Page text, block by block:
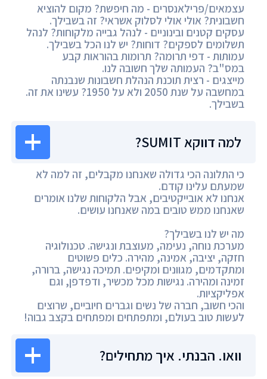
עצמאים/פרילאנסרים - מה חיפשת? מקום להוציא
חשבונית? אולי אולי לסלוק אשראי? זה בשבילך.
עסקים קטנים ובינוניים - לנהל גבייה מלקוחות? לנהל
תשלומים לספקים? דוחות? יש לנו הכל בשבילך.
עמותות - דפי תרומה? תרומות בהוראות קבע
במס"ב? העמותה שלך חשובה לנו.
מייצגים - רצית תוכנת הנהלת חשבונות שנבנתה
במחשבה על שנת 2050 ולא על 1950? עשינו את זה.
בשבילך.
למה דווקא SUMIT?
כי התלונה הכי גדולה שאנחנו מקבלים, זה למה לא
שמעתם עלינו קודם.
אנחנו לא אובייקטיבים, אבל הלקוחות שלנו אומרים
שאנחנו ממש טובים במה שאנחנו עושים.
מה יש לנו בשבילך?
מערכת נוחה, נעימה, מעוצבת ונגישה. טכנולוגיה
חזקה, יציבה, אמינה, מהירה. כלים פשוטים
ומתקדמים, מגוונים ומקיפים. תמיכה נגישה, ברורה,
זמינה ומהירה. נגישות מכל מכשיר, ודפדפן, וגם
אפליקציות.
והכי חשוב, חברה של נשים וגברים חיוביים, שרוצים
לעשות טוב בעולם, ומתפתחים ומפתחים בקצב גבוה!
וואו. הבנתי. איך מתחילים?